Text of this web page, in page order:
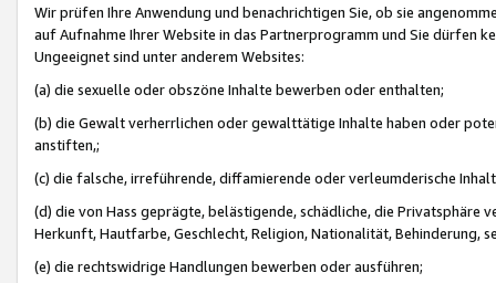
Wir prüfen Ihre Anwendung und benachrichtigen Sie, ob sie
auf Aufnahme Ihrer Website in das Partnerprogramm und Sie dürfen
Ungeeignet sind unter anderem Websites:
(a) die sexuelle oder obszöne Inhalte bewerben oder enthalten;
(b) die Gewalt verherrlichen oder gewalttätige Inhalte haben oder
anstiften,;
(c) die falsche, irreführende, diffamierende oder verleumderische
(d) die von Hass geprägte, belästigende, schädliche, die Privatsphäre
Herkunft, Hautfarbe, Geschlecht, Religion, Nationalität, Behinderung,
(e) die rechtswidrige Handlungen bewerben oder ausführen;